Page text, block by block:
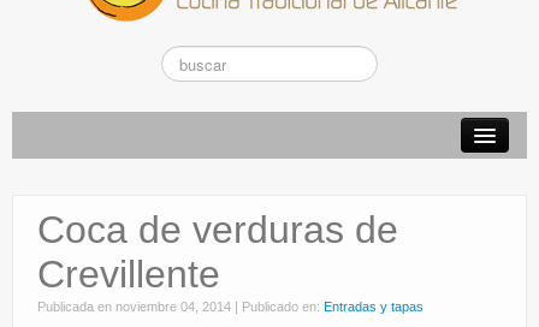
Vuestras recetas de hoy
El Campo
Coca de verduras de
Crevillente
Publicada en noviembre 04, 2014 | Publicado en: Entradas y tapas